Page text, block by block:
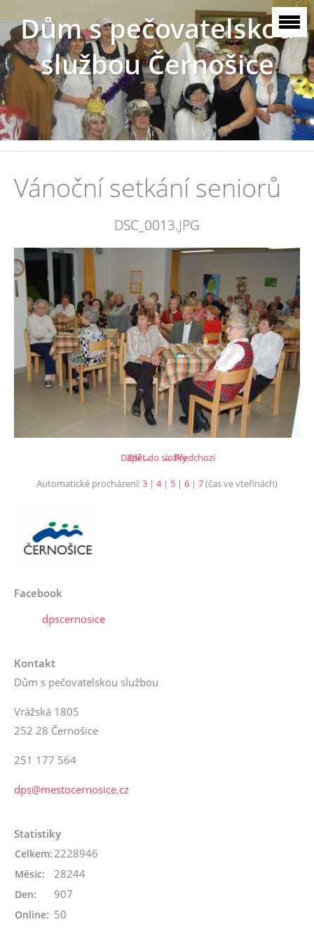
Dům s pečovatelskou
službou Černošice
Vánoční setkání seniorů
DSC_0013.JPG
← Předchozí
Další →
Zpět do složky
Automatické procházení:3 | 4| 5 | 6 | 7(čas ve vteřinách)
Facebook
dpscernosice
Kontakt
Dům s pečovatelskou službou
Vrážská 1805
252 28 Černošice
251 177 564
dps@mestocernosice.cz
Statistiky
Online: 50
Celkem:2228946
Měsíc: 28244
Den: 907